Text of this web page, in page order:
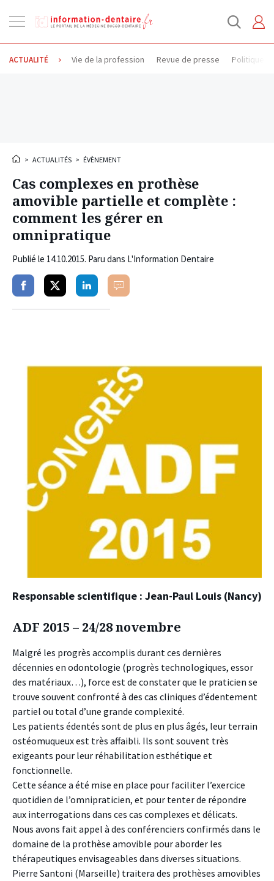
la
navigation
ACTUALITÉ Vie de la profession Revue de presse Politique
> ACTUALITÉS > ÉVÈNEMENT
Cas complexes en prothèse
amovible partielle et complète :
comment les gérer en
omnipratique
Publié le 14.10.2015. Paru dans L'Information Dentaire
PartagerPartagerPartagerCommenter
Responsable scientifique : Jean-Paul Louis (Nancy)
ADF 2015 – 24/28 novembre
Malgré les progrès accomplis durant ces dernières
décennies en odontologie (progrès technologiques, essor
des matériaux…), force est de constater que le praticien se
trouve souvent confronté à des cas cliniques d’édentement
partiel ou total d’une grande complexité.
Les patients édentés sont de plus en plus âgés, leur terrain
ostéomuqueux est très affaibli. Ils sont souvent très
exigeants pour leur réhabilitation esthétique et
fonctionnelle.
Cette séance a été mise en place pour faciliter l’exercice
quotidien de l’omnipraticien, et pour tenter de répondre
aux interrogations dans ces cas complexes et délicats.
Nous avons fait appel à des conférenciers confirmés dans le
domaine de la prothèse amovible pour aborder les
thérapeutiques envisageables dans diverses situations.
Pierre Santoni (Marseille) traitera des prothèses amovibles